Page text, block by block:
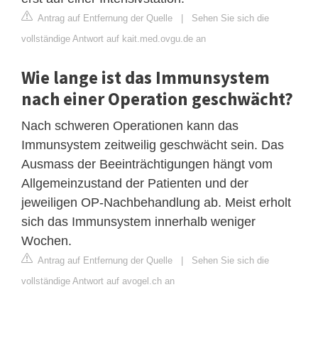
Antrag auf Entfernung der Quelle | Sehen Sie sich die
vollständige Antwort auf kait.med.ovgu.de an
Wie lange ist das Immunsystem
nach einer Operation geschwächt?
Nach schweren Operationen kann das
Immunsystem zeitweilig geschwächt sein. Das
Ausmass der Beeinträchtigungen hängt vom
Allgemeinzustand der Patienten und der
jeweiligen OP-Nachbehandlung ab. Meist erholt
sich das Immunsystem innerhalb weniger
Wochen.
Antrag auf Entfernung der Quelle | Sehen Sie sich die
vollständige Antwort auf avogel.ch an